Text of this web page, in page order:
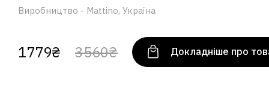
Виробництво - Mattino, Україна
1779₴ 3560₴ Докладніше про